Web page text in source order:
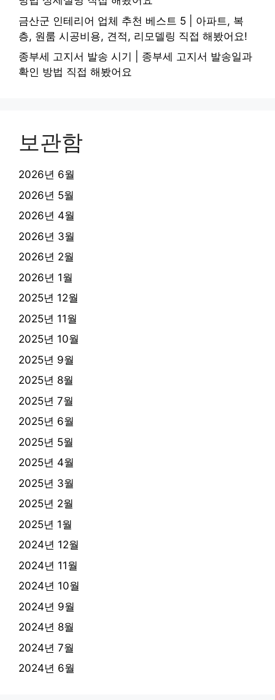
금산군 인테리어 업체 추천 베스트 5 | 아파트, 복
층, 원룸 시공비용, 견적, 리모델링 직접 해봤어요!
종부세 고지서 발송 시기 | 종부세 고지서 발송일과
확인 방법 직접 해봤어요
보관함
2026년 6월
2026년 5월
2026년 4월
2026년 3월
2026년 2월
2026년 1월
2025년 12월
2025년 11월
2025년 10월
2025년 9월
2025년 8월
2025년 7월
2025년 6월
2025년 5월
2025년 4월
2025년 3월
2025년 2월
2025년 1월
2024년 12월
2024년 11월
2024년 10월
2024년 9월
2024년 8월
2024년 7월
2024년 6월